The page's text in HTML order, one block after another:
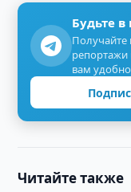
Будьте
Получайте
репортажи
вам
Читайте также